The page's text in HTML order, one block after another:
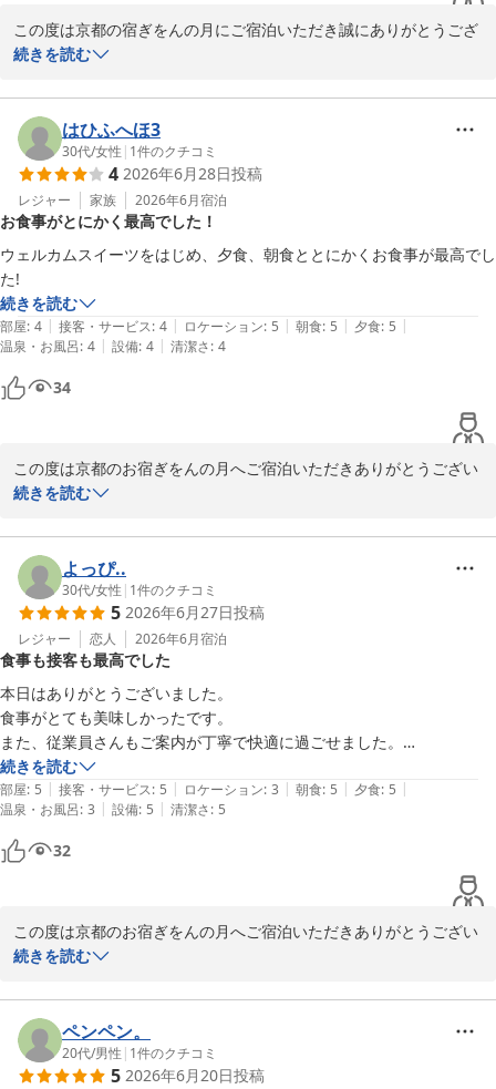
この度は京都の宿ぎをんの月にご宿泊いただき誠にありがとうござ
います。
く思います。
また、スタッフのホスピタリティにつきましても温かいお言葉を頂
戴し、心より感謝申し上げます。
特に夕食・朝食をお気に召していただき、「この値段でこのサービ
ス・質」とご評価いただけたことは、私どもにとって大きな励みで
ございます。
「また利用したい」とのお言葉をいただけましたことが、何より嬉
しく感じております。
これからも皆さまにご満足いただける滞在をご提供できるよう努め
てまいります。
また京都へお越しの際は是非当館をご利用くださいませ。
スタッフ一同心よりお待ちしております。
京都の宿 ぎをんの月
続きを読む
はひふへほ3
30代/女性 | 1件のクチコミ
4 2026年6月28日投稿
レジャー 家族 2026年6月宿泊
お食事がとにかく最高でした！
ウェルカムスイーツをはじめ、夕食、朝食ととにかくお食事が最高でし
た!
続きを読む
部屋: 4 | 接客・サービス: 4 | ロケーション: 5 | 朝食: 5 | 夕食: 5 |
温泉・お風呂: 4 | 設備: 4 | 清潔さ: 4
34
この度は京都のお宿ぎをんの月へご宿泊いただきありがとうござい
ます。
ーツをはじめ、
夕食、朝食までご満足いただけたご様子を大変嬉しく思います。
これからも季節の食材を活かし、心に残るお食事をご提供できるよ
う努めてまいります。
お客様のご来館心よりお待ちしております。
京都の宿　ぎをんの月
スタッフ一同
京都の宿 ぎをんの月
2026-07-12
続きを読む
よっぴ..
30代/女性 | 1件のクチコミ
5 2026年6月27日投稿
レジャー 恋人 2026年6月宿泊
食事も接客も最高でした
本日はありがとうございました。
食事がとても美味しかったです。
また、従業員さんもご案内が丁寧で快適に過ごせました。
ありがとうございました。
続きを読む
部屋: 5 | 接客・サービス: 5 | ロケーション: 3 | 朝食: 5 | 夕食: 5 |
温泉・お風呂: 3 | 設備: 5 | 清潔さ: 5
32
この度は京都のお宿ぎをんの月へご宿泊いただきありがとうござい
ます。
います。
また、スタッフのご案内についてもお褒めのお言葉をいただき、快
適にお過ごしいただけたことを何より嬉しく思います。
これからもお料理はもちろん、心地よいお時間をお過ごしいただけ
続きを読む
ペンペン。
20代/男性 | 1件のクチコミ
5 2026年6月20日投稿